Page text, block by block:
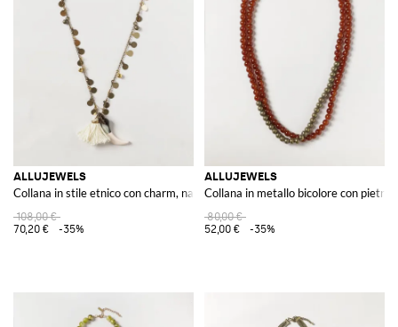
ALLUJEWELS
Collana in stile etnico con charm, nappe e dettagli ricamati
108,00 €
70,20 €
-35%
ALLUJEWELS
Collana in metallo bicolore con
80,00 €
52,00 €
-35%